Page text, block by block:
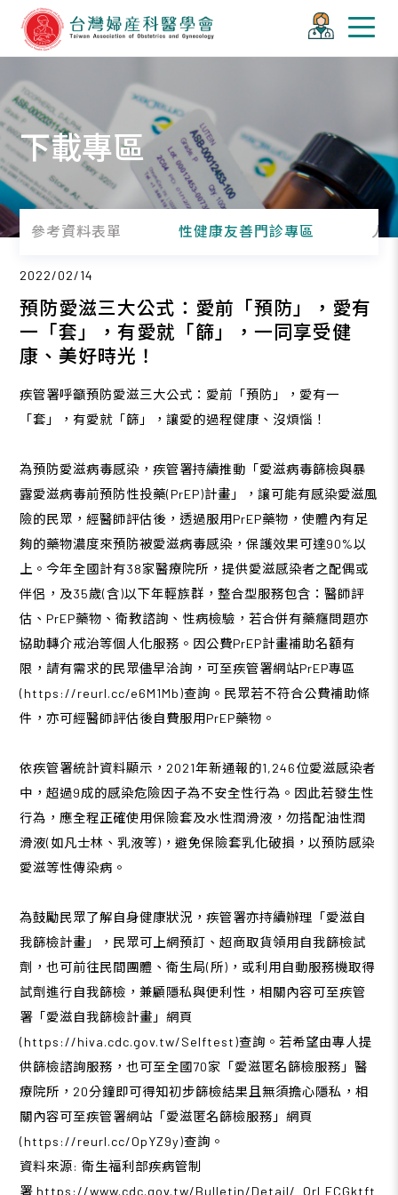
下載專區
參考資料表單 性健康友善門診專區 人
2022/02/14
預防愛滋三大公式：愛前「預防」，愛有
一「套」，有愛就「篩」，一同享受健
康、美好時光！
疾管署呼籲預防愛滋三大公式：愛前「預防」，愛有一
「套」，有愛就「篩」，讓愛的過程健康、沒煩惱！
為預防愛滋病毒感染，疾管署持續推動「愛滋病毒篩檢與暴
露愛滋病毒前預防性投藥(PrEP)計畫」，讓可能有感染愛滋風
險的民眾，經醫師評估後，透過服用PrEP藥物，使體內有足
夠的藥物濃度來預防被愛滋病毒感染，保護效果可達90%以
上。今年全國計有38家醫療院所，提供愛滋感染者之配偶或
伴侶，及35歲(含)以下年輕族群，整合型服務包含：醫師評
估、PrEP藥物、衛教諮詢、性病檢驗，若合併有藥癮問題亦
協助轉介戒治等個人化服務。因公費PrEP計畫補助名額有
限，請有需求的民眾儘早洽詢，可至疾管署網站PrEP專區
(https://reurl.cc/e6M1Mb)查詢。民眾若不符合公費補助條
件，亦可經醫師評估後自費服用PrEP藥物。
依疾管署統計資料顯示，2021年新通報的1,246位愛滋感染者
中，超過9成的感染危險因子為不安全性行為。因此若發生性
行為，應全程正確使用保險套及水性潤滑液，勿搭配油性潤
滑液(如凡士林、乳液等)，避免保險套乳化破損，以預防感染
愛滋等性傳染病。
為鼓勵民眾了解自身健康狀況，疾管署亦持續辦理「愛滋自
我篩檢計畫」，民眾可上網預訂、超商取貨領用自我篩檢試
劑，也可前往民間團體、衛生局(所)，或利用自動服務機取得
試劑進行自我篩檢，兼顧隱私與便利性，相關內容可至疾管
署「愛滋自我篩檢計畫」網頁
(https://hiva.cdc.gov.tw/Selftest)查詢。若希望由專人提
供篩檢諮詢服務，也可至全國70家「愛滋匿名篩檢服務」醫
療院所，20分鐘即可得知初步篩檢結果且無須擔心隱私，相
關內容可至疾管署網站「愛滋匿名篩檢服務」網頁
(https://reurl.cc/OpYZ9y)查詢。
資料來源: 衛生福利部疾病管制
署 https://www.cdc.gov.tw/Bulletin/Detail/_QrLFCGktft